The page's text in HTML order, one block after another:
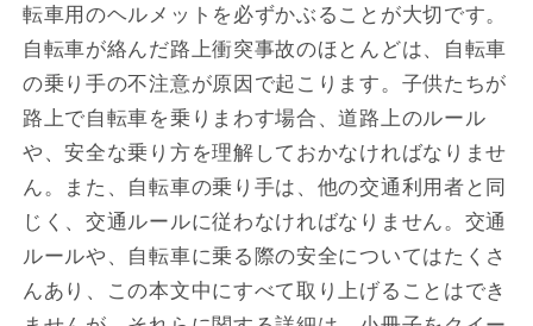
転車用のヘルメットを必ずかぶることが大切です。
自転車が絡んだ路上衝突事故のほとんどは、自転車
の乗り手の不注意が原因で起こります。子供たちが
路上で自転車を乗りまわす場合、道路上のルール
や、安全な乗り方を理解しておかなければなりませ
ん。また、自転車の乗り手は、他の交通利用者と同
じく、交通ルールに従わなければなりません。交通
ルールや、自転車に乗る際の安全についてはたくさ
んあり、この本文中にすべて取り上げることはでき